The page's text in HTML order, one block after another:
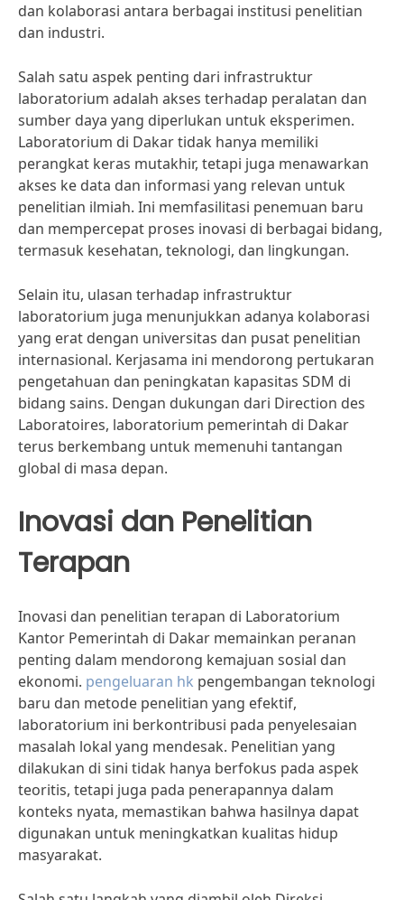
dan kolaborasi antara berbagai institusi penelitian
dan industri.
Salah satu aspek penting dari infrastruktur
laboratorium adalah akses terhadap peralatan dan
sumber daya yang diperlukan untuk eksperimen.
Laboratorium di Dakar tidak hanya memiliki
perangkat keras mutakhir, tetapi juga menawarkan
akses ke data dan informasi yang relevan untuk
penelitian ilmiah. Ini memfasilitasi penemuan baru
dan mempercepat proses inovasi di berbagai bidang,
termasuk kesehatan, teknologi, dan lingkungan.
Selain itu, ulasan terhadap infrastruktur
laboratorium juga menunjukkan adanya kolaborasi
yang erat dengan universitas dan pusat penelitian
internasional. Kerjasama ini mendorong pertukaran
pengetahuan dan peningkatan kapasitas SDM di
bidang sains. Dengan dukungan dari Direction des
Laboratoires, laboratorium pemerintah di Dakar
terus berkembang untuk memenuhi tantangan
global di masa depan.
Inovasi dan Penelitian
Terapan
Inovasi dan penelitian terapan di Laboratorium
Kantor Pemerintah di Dakar memainkan peranan
penting dalam mendorong kemajuan sosial dan
ekonomi. pengeluaran hk pengembangan teknologi
baru dan metode penelitian yang efektif,
laboratorium ini berkontribusi pada penyelesaian
masalah lokal yang mendesak. Penelitian yang
dilakukan di sini tidak hanya berfokus pada aspek
teoritis, tetapi juga pada penerapannya dalam
konteks nyata, memastikan bahwa hasilnya dapat
digunakan untuk meningkatkan kualitas hidup
masyarakat.